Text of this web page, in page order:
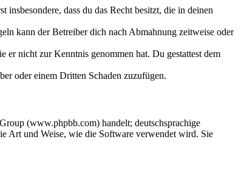
dass du das Recht besitzt, die in deinen
kann der Betreiber dich nach Abmahnung zeitweise oder
nicht zur Kenntnis genommen hat. Du gestattest dem
oder einem Dritten Schaden zuzufügen.
(www.phpbb.com) handelt; deutschsprachige
Art und Weise, wie die Software verwendet wird. Sie